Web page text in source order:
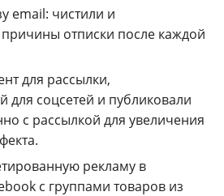
email: чистили и
отписки после каждой
для рассылки,
для соцсетей и публиковали
с рассылкой для увеличения
рекламу в
с группами товаров из